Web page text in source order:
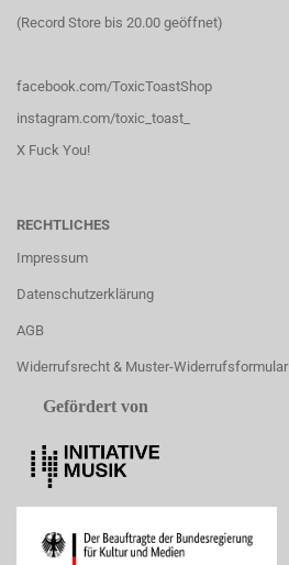
(Record Store bis 20.00 geöffnet)
facebook.com/ToxicToastShop
instagram.com/toxic_toast_
X Fuck You!
RECHTLICHES
Impressum
Datenschutzerklärung
AGB
Widerrufsrecht & Muster-Widerrufsformular
Gefördert von